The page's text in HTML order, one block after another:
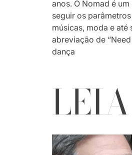
anos. O Nomad é
seguir os
músicas, moda e
abreviação de
dança